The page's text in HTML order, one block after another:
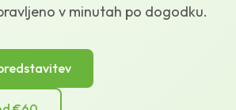
v minutah po dogodku.